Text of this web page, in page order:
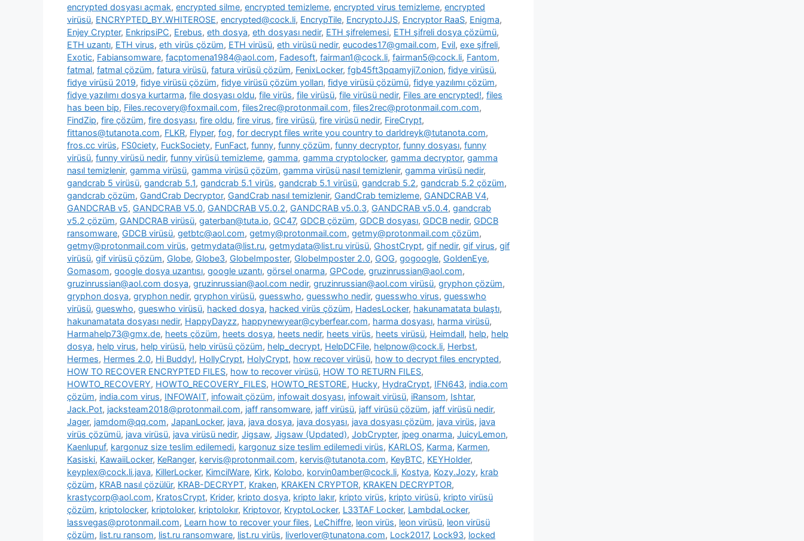
encrypted dosyası açmak, encrypted silme, encrypted temizleme, encrypted virus temizleme, encrypted
virüsü, ENCRYPTED_BY.WHITEROSE, encrypted@cock.li, EncrypTile, EncryptoJJS, Encryptor RaaS, Enigma,
Enjey Crypter, EnkripsiPC, Erebus, eth dosya, eth dosyası nedir, ETH şifrelemesi, ETH şifreli dosya çözümü,
ETH uzantı, ETH virus, eth virüs çözüm, ETH virüsü, eth virüsü nedir, eucodes17@gmail.com, Evil, exe şifreli,
Exotic, Fabiansomware, facptomena1984@aol.com, Fadesoft, fairman1@cock.li, fairman5@cock.li, Fantom,
fatmal, fatmal çözüm, fatura virüsü, fatura virüsü çözüm, FenixLocker, fgb45ft3pqamyji7.onion, fidye virüsü,
fidye virüsü 2019, fidye virüsü çözüm, fidye virüsü çözüm yolları, fidye virüsü çözümü, fidye yazılımı çözüm,
fidye yazılımı dosya kurtarma, file dosyası oldu, file virüs, file virüsü, file virüsü nedir, Files are encrypted!, files
has been bip, Files.recovery@foxmail.com, files2rec@protonmail.com, files2rec@protonmail.com.com,
FindZip, fire çözüm, fire dosyası, fire oldu, fire virus, fire virüsü, fire virüsü nedir, FireCrypt,
fittanos@tutanota.com, FLKR, Flyper, fog, for decrypt files write you country to darldreyk@tutanota.com,
fros.cc virüs, FS0ciety, FuckSociety, FunFact, funny, funny çözüm, funny decryptor, funny dosyası, funny
virüsü, funny virüsü nedir, funny virüsü temizleme, gamma, gamma cryptolocker, gamma decryptor, gamma
nasıl temizlenir, gamma virüsü, gamma virüsü çözüm, gamma virüsü nasıl temizlenir, gamma virüsü nedir,
gandcrab 5 virüsü, gandcrab 5.1, gandcrab 5.1 virüs, gandcrab 5.1 virüsü, gandcrab 5.2, gandcrab 5.2 çözüm,
gandcrab çözüm, GandCrab Decryptor, GandCrab nasıl temizlenir, GandCrab temizleme, GANDCRAB V4,
GANDCRAB v5, GANDCRAB V5.0, GANDCRAB V5.0.2, GANDCRAB v5.0.3, GANDCRAB v5.0.4, gandcrab
v5.2 çözüm, GANDCRAB virüsü, gaterban@tuta.io, GC47, GDCB çözüm, GDCB dosyası, GDCB nedir, GDCB
ransomware, GDCB virüsü, getbtc@aol.com, getmy@protonmail.com, getmy@protonmail.com çözüm,
getmy@protonmail.com virüs, getmydata@list.ru, getmydata@list.ru virüsü, GhostCrypt, gif nedir, gif virus, gif
virüsü, gif virüsü çözüm, Globe, Globe3, GlobeImposter, GlobeImposter 2.0, GOG, gogoogle, GoldenEye,
Gomasom, google dosya uzantısı, google uzantı, görsel onarma, GPCode, gruzinrussian@aol.com,
gruzinrussian@aol.com dosya, gruzinrussian@aol.com nedir, gruzinrussian@aol.com virüsü, gryphon çözüm,
gryphon dosya, gryphon nedir, gryphon virüsü, guesswho, guesswho nedir, guesswho virus, guesswho
virüsü, gueswho, gueswho virüsü, hacked dosya, hacked virüs çözüm, HadesLocker, hakunamatata bulaştı,
hakunamatata dosyası nedir, HappyDayzz, happynewyear@cyberfear.com, harma dosyası, harma virüsü,
Harmahelp73@gmx.de, heets çözüm, heets dosya, heets nedir, heets virüs, heets virüsü, Heimdall, help, help
dosya, help virus, help virüsü, help virüsü çözüm, help_decrypt, HelpDCFile, helpnow@cock.li, Herbst,
Hermes, Hermes 2.0, Hi Buddy!, HollyCrypt, HolyCrypt, how recover virüsü, how to decrypt files encrypted,
HOW TO RECOVER ENCRYPTED FILES, how to recover virüsü, HOW TO RETURN FILES,
HOWTO_RECOVERY, HOWTO_RECOVERY_FILES, HOWTO_RESTORE, Hucky, HydraCrypt, IFN643, india.com
çözüm, india.com virus, INFOWAIT, infowait çözüm, infowait dosyası, infowait virüsü, iRansom, Ishtar,
Jack.Pot, jacksteam2018@protonmail.com, jaff ransomware, jaff virüsü, jaff virüsü çözüm, jaff virüsü nedir,
Jager, jamdom@qq.com, JapanLocker, java, java dosya, java dosyası, java dosyası çözüm, java virüs, java
virüs çözümü, java virüsü, java virüsü nedir, Jigsaw, Jigsaw (Updated), JobCrypter, jpeg onarma, JuicyLemon,
Kaenlupuf, kargonuz size teslim edilemedi, kargonuz size teslim edilemedi virüs, KARLOS, Karma, Karmen,
Kasiski, KawaiiLocker, KeRanger, kervis@protonmail.com, kervis@tutanota.com, KeyBTC, KEYHolder,
keyplex@cock.li.java, KillerLocker, KimcilWare, Kirk, Kolobo, korvin0amber@cock.li, Kostya, Kozy.Jozy, krab
çözüm, KRAB nasıl çözülür, KRAB-DECRYPT, Kraken, KRAKEN CRYPTOR, KRAKEN DECRYPTOR,
krastycorp@aol.com, KratosCrypt, Krider, kripto dosya, kripto lakır, kripto virüs, kripto virüsü, kripto virüsü
çözüm, kriptolocker, kriptoloker, kriptolokır, Kriptovor, KryptoLocker, L33TAF Locker, LambdaLocker,
lassvegas@protonmail.com, Learn how to recover your files, LeChiffre, leon virüs, leon virüsü, leon virüsü
çözüm, list.ru ransom, list.ru ransomware, list.ru virüs, liverlover@tunatona.com, Lock2017, Lock93, locked